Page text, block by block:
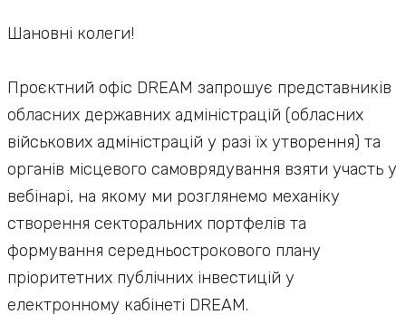
Шановні колеги!
Проєктний офіс DREAM запрошує представників
обласних державних адміністрацій (обласних
військових адміністрацій у разі їх утворення) та
органів місцевого самоврядування взяти участь у
вебінарі, на якому ми розглянемо механіку
створення секторальних портфелів та
формування середньострокового плану
пріоритетних публічних інвестицій у
електронному кабінеті DREAM.